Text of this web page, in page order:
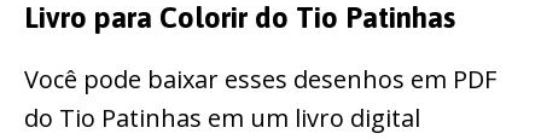
Livro para Colorir do Tio Patinhas
Você pode baixar esses desenhos em PDF
do Tio Patinhas em um livro digital